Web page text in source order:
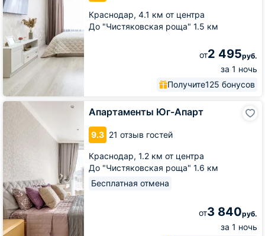
Краснодар, 4.1 км от центра
До "Чистяковская роща" 1.5 км
от2 495руб.
за 1 ночь
Получите125 бонусов
Апартаменты Юг-Апарт
9.3 21 отзыв гостей
Краснодар, 1.2 км от центра
До "Чистяковская роща" 1.6 км
Бесплатная отмена
от3 840руб.
за 1 ночь
Апартаменты